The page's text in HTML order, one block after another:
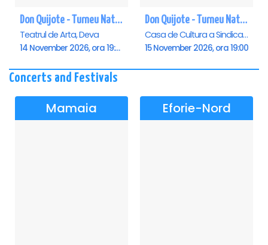
Don Quijote - Turneu National de balet - Deva
Teatrul de Arta, Deva
14 November 2026, ora 19:00
Don Quijote - Turneu National de balet - Oradea
Casa de Cultura a Sindicatelor , Oradea
15 November 2026, ora 19:00
Concerts and Festivals
Mamaia Eforie-Nord